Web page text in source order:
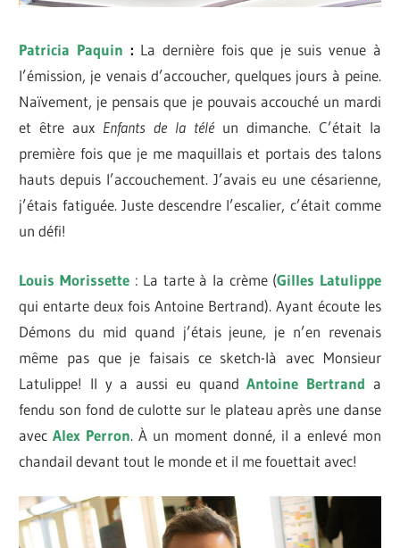
Patricia Paquin : La dernière fois que je suis venue à
l’émission, je venais d’accoucher, quelques jours à peine.
Naïvement, je pensais que je pouvais accouché un mardi
et être aux Enfants de la téléun dimanche. C’était la
première fois que je me maquillais et portais des talons
hauts depuis l’accouchement. J’avais eu une césarienne,
j’étais fatiguée. Juste descendre l’escalier, c’était comme
un défi!
Louis Morissette : La tarte à la crème (Gilles Latulippe
qui entarte deux fois Antoine Bertrand). Ayant écoute les
Démons du mid quand j’étais jeune, je n’en revenais
même pas que je faisais ce sketch-là avec Monsieur
Latulippe! Il y a aussi eu quandAntoine Bertrand a
fendu son fond de culotte sur le plateau après une danse
avecAlex Perron. À un moment donné, il a enlevé mon
chandail devant tout le monde et il me fouettait avec!